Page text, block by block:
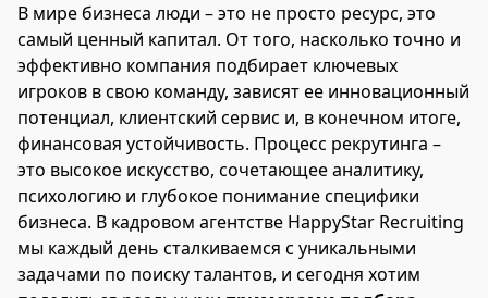
В мире бизнеса люди – это не просто ресурс, это
самый ценный капитал. От того, насколько точно и
эффективно компания подбирает ключевых
игроков в свою команду, зависят ее инновационный
потенциал, клиентский сервис и, в конечном итоге,
финансовая устойчивость. Процесс рекрутинга –
это высокое искусство, сочетающее аналитику,
психологию и глубокое понимание специфики
бизнеса. В кадровом агентстве HappyStar Recruiting
мы каждый день сталкиваемся с уникальными
задачами по поиску талантов, и сегодня хотим